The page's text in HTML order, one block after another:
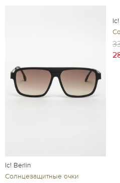
Ic! Berlin
Солнцезащитные очки